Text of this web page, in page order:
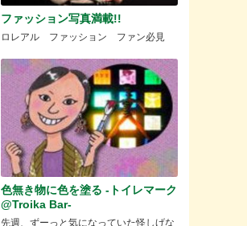
ファッション写真満載!!
ロレアル ファッション ファン必見
色無き物に色を塗る -トイレマーク
@Troika Bar-
先週、ずーっと気になっていた怪しげな